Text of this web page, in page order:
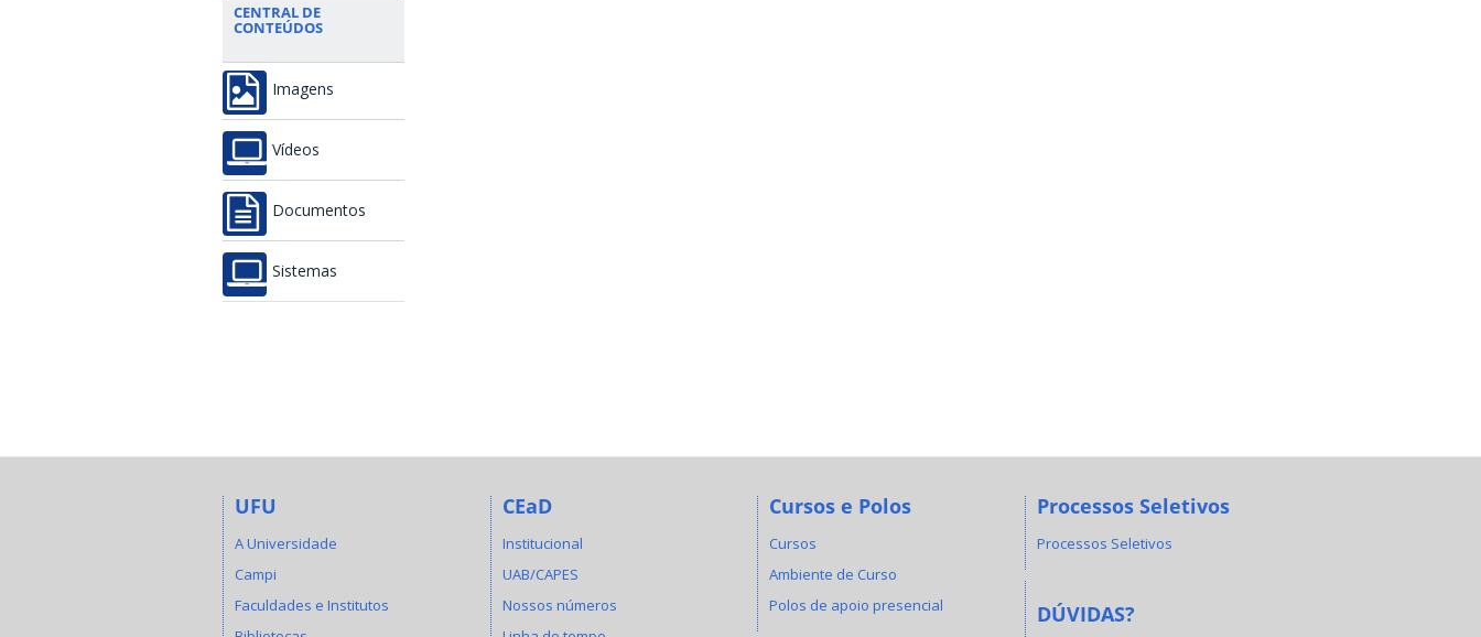
CENTRAL DE
CONTEÚDOS
Imagens
Vídeos
Documentos
Sistemas
UFU
A Universidade
Campi
Faculdades e Institutos
CEaD
Institucional
UAB/CAPES
Nossos números
Cursos e Polos
Cursos
Ambiente de Curso
Polos de apoio presencial
Processos Seletivos
Processos Seletivos
DÚVIDAS?